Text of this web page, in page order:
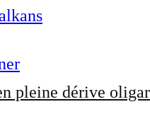
pleine dérive